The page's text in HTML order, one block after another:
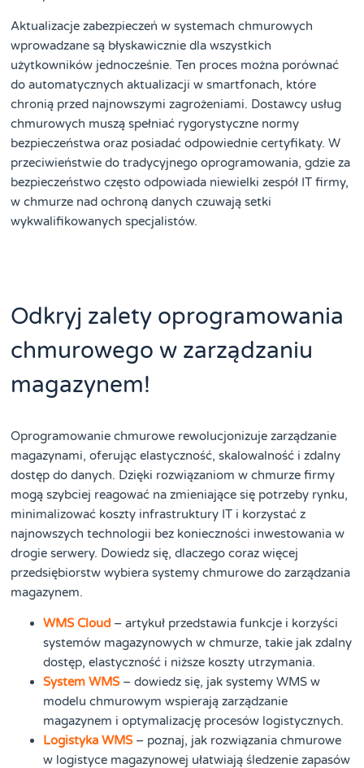
Aktualizacje zabezpieczeń w systemach chmurowych
wprowadzane są błyskawicznie dla wszystkich
użytkowników jednocześnie. Ten proces można porównać
do automatycznych aktualizacji w smartfonach, które
chronią przed najnowszymi zagrożeniami. Dostawcy usług
chmurowych muszą spełniać rygorystyczne normy
bezpieczeństwa oraz posiadać odpowiednie certyfikaty. W
przeciwieństwie do tradycyjnego oprogramowania, gdzie za
bezpieczeństwo często odpowiada niewielki zespół IT firmy,
w chmurze nad ochroną danych czuwają setki
wykwalifikowanych specjalistów.
Odkryj zalety oprogramowania
chmurowego w zarządzaniu
magazynem!
Oprogramowanie chmurowe rewolucjonizuje zarządzanie
magazynami, oferując elastyczność, skalowalność i zdalny
dostęp do danych. Dzięki rozwiązaniom w chmurze firmy
mogą szybciej reagować na zmieniające się potrzeby rynku,
minimalizować koszty infrastruktury IT i korzystać z
najnowszych technologii bez konieczności inwestowania w
drogie serwery. Dowiedz się, dlaczego coraz więcej
przedsiębiorstw wybiera systemy chmurowe do zarządzania
magazynem.
WMS Cloud – artykuł przedstawia funkcje i korzyści
systemów magazynowych w chmurze, takie jak zdalny
dostęp, elastyczność i niższe koszty utrzymania.
System WMS– dowiedz się, jak systemy WMS w
modelu chmurowym wspierają zarządzanie
magazynem i optymalizację procesów logistycznych.
Logistyka WMS– poznaj, jak rozwiązania chmurowe
w logistyce magazynowej ułatwiają śledzenie zapasów